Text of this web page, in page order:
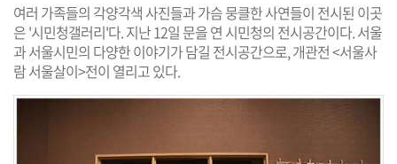
여러 가족들의 각양각색 사진들과 가슴 뭉클한 사연들이 전시된 이곳
은 '시민청갤러리'다. 지난 12일 문을 연 시민청의 전시공간이다. 서울
과 서울시민의 다양한 이야기가 담길 전시공간으로, 개관전 <서울사
람 서울살이>전이 열리고 있다.